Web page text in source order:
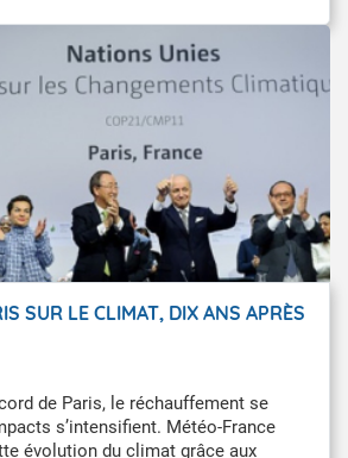
°C (horizon 2050) et froide dans
(horizon 2100) d'après la Trajectoire
de référence pour l’adaptation au
SUR LE CLIMAT, DIX ANS APRÈS
de Paris, le réchauffement se
s’intensifient. Météo-France
évolution du climat grâce aux